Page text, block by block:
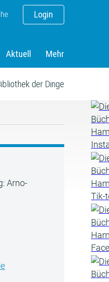
Login
Aktuell Mehr
der Dinge
Arno-